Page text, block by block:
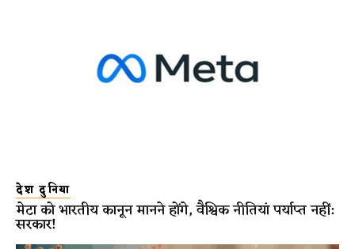
देश दुनिया
मेटा को भारतीय कानून मानने होंगे, वैश्विक नीतियां पर्याप्त नहीं:
सरकार!